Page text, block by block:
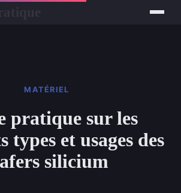
MATÉRIEL
pratique sur les
types et usages des
silicium